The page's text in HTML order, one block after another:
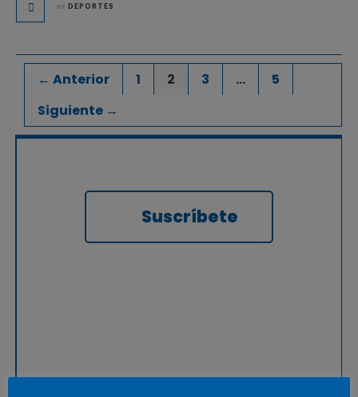
en DEPORTES
← Anterior 1 2 3 …
5
Siguiente →
Suscríbete